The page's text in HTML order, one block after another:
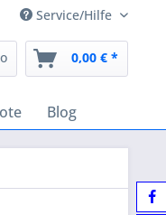
Service/Hilfe
0,00 € *
Blog